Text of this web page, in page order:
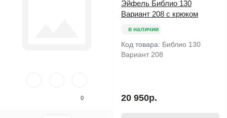
0
Эйфель Библио 130
Вариант 208 с крюком
в наличии
Код товара: Библио 130
Вариант 208
20 950р.